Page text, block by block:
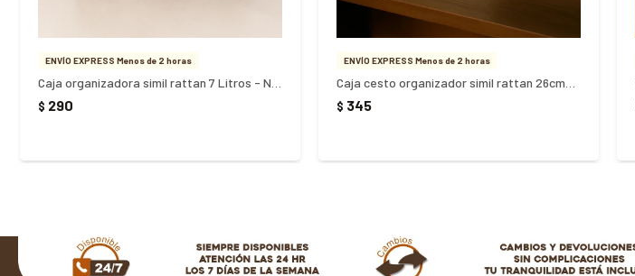
ENVÍO EXPRESS Menos de 2 horas
$ 290
ENVÍO EXPRESS Menos de 2 horas
$ 345